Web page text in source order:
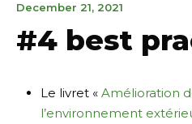
December 21, 2021
2025
#4 best
Le livret « Amélioration
l’environnement